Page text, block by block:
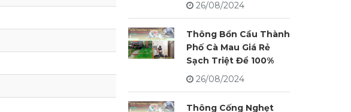
26/08/2024
Thông Bồn Cầu Thành
Phố Cà Mau Giá Rẻ
Sạch Triệt Để 100%
26/08/2024
Thông Cống Nghẹt